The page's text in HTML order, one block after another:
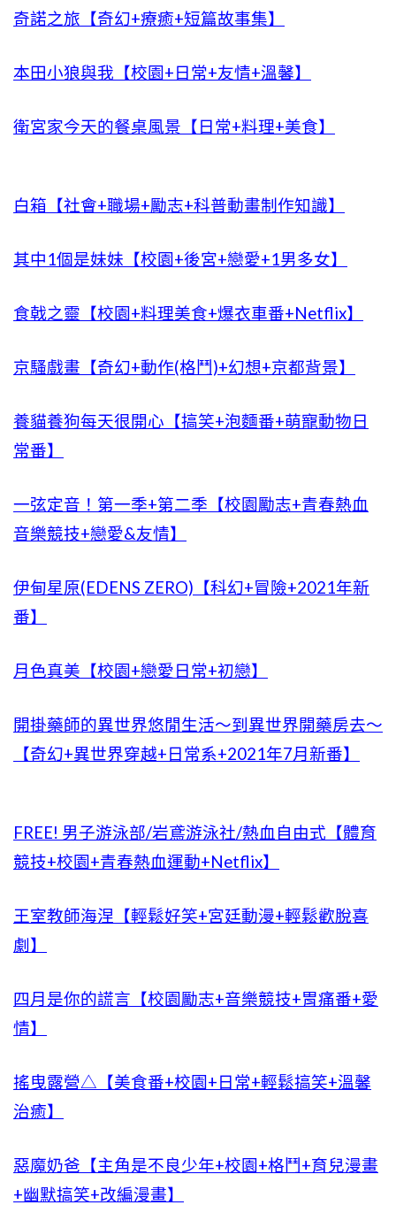
奇諾之旅【奇幻+療癒+短篇故事集】
本田小狼與我【校園+日常+友情+溫馨】
衛宮家今天的餐桌風景【日常+料理+美食】
白箱【社會+職場+勵志+科普動畫制作知識】
其中1個是妹妹【校園+後宮+戀愛+1男多女】
食戟之靈【校園+料理美食+爆衣車番+Netflix】
京騷戲畫【奇幻+動作(格鬥)+幻想+京都背景】
養貓養狗每天很開心【搞笑+泡麵番+萌寵動物日
常番】
一弦定音！第一季+第二季【校園勵志+青春熱血
音樂競技+戀愛&友情】
伊甸星原(EDENS ZERO)【科幻+冒險+2021年新
番】
月色真美【校園+戀愛日常+初戀】
開掛藥師的異世界悠閒生活～到異世界開藥房去～
【奇幻+異世界穿越+日常系+2021年7月新番】
FREE! 男子游泳部/岩鳶游泳社/熱血自由式【體育
競技+校園+青春熱血運動+Netflix】
王室教師海涅【輕鬆好笑+宮廷動漫+輕鬆歡脫喜
劇】
四月是你的謊言【校園勵志+音樂競技+胃痛番+愛
情】
搖曳露營△【美食番+校園+日常+輕鬆搞笑+溫馨
治癒】
惡魔奶爸【主角是不良少年+校園+格鬥+育兒漫畫
+幽默搞笑+改編漫畫】